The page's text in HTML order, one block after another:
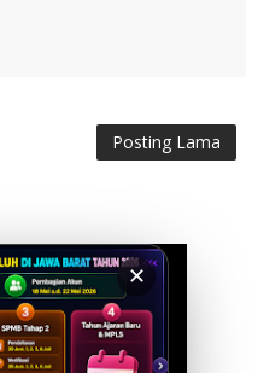
Posting Lama
✕